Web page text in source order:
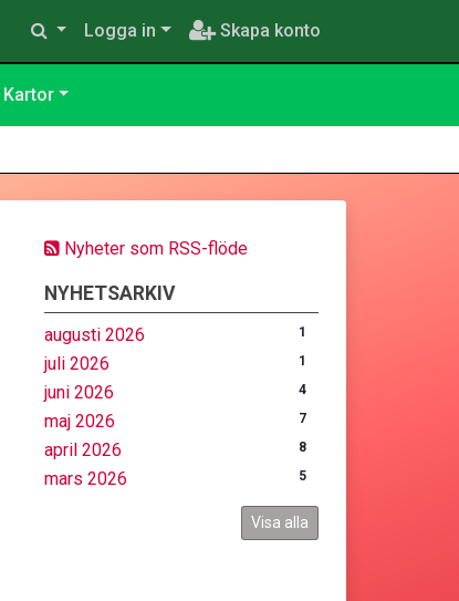
Logga in Skapa konto
Kartor
Nyheter som RSS-flöde
NYHETSARKIV
augusti 2026 1
juli 2026 1
juni 2026 4
maj 2026 7
april 2026 8
mars 2026 5
Visa alla